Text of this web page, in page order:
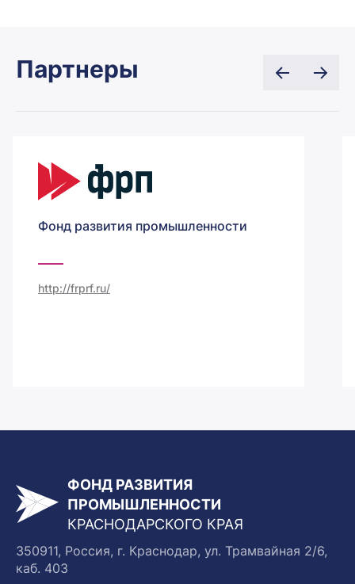
Партнеры
Фонд развития промышленности
http://frprf.ru/
ФОНД РАЗВИТИЯ
ПРОМЫШЛЕННОСТИ
КРАСНОДАРСКОГО КРАЯ
350911, Россия, г. Краснодар, ул. Трамвайная 2/6,
каб. 403